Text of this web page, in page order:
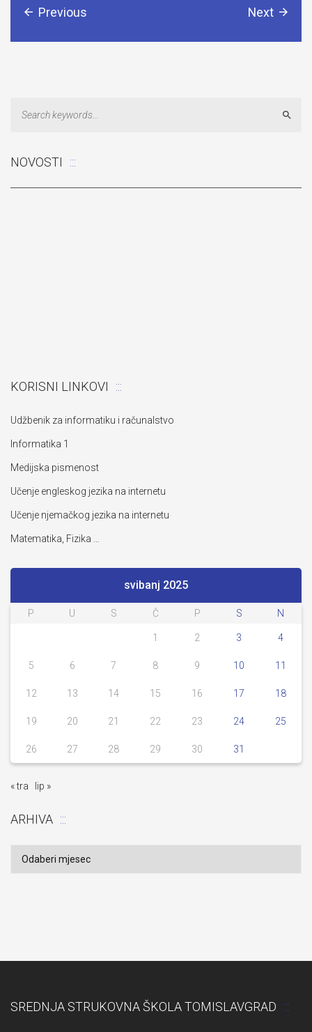
Previous Next
NOVOSTI
KORISNI LINKOVI
Udžbenik za informatiku i računalstvo
Informatika 1
Medijska pismenost
Učenje engleskog jezika na internetu
Učenje njemačkog jezika na internetu
Matematika, Fizika …
svibanj 2025
P U S Č P S N
1 2 3 4
5 6 7 8 9 10 11
12 13 14 15 16 17 18
19 20 21 22 23 24 25
26 27 28 29 30 31
« tra lip »
ARHIVA
SREDNJA STRUKOVNA ŠKOLA TOMISLAVGRAD